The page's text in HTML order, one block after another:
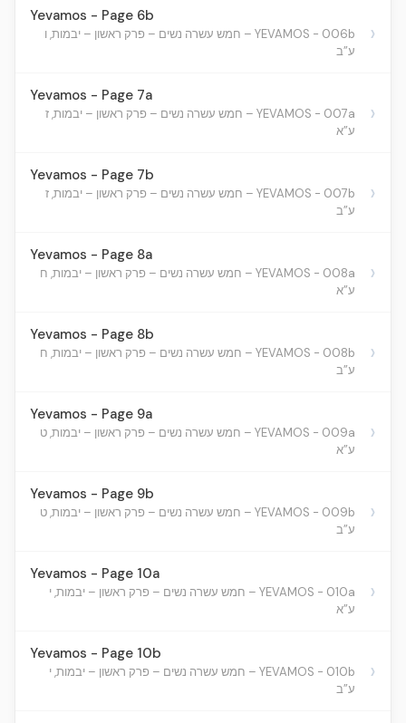
Yevamos - Page 6b
YEVAMOS - 006b – חמש עשרה נשים – פרק ראשון – יבמות, ו
ע”ב
›
Yevamos - Page 7a
YEVAMOS - 007a – חמש עשרה נשים – פרק ראשון – יבמות, ז
ע”א
›
Yevamos - Page 7b
YEVAMOS - 007b – חמש עשרה נשים – פרק ראשון – יבמות, ז
ע”ב
›
Yevamos - Page 8a
YEVAMOS - 008a – חמש עשרה נשים – פרק ראשון – יבמות, ח
ע”א
›
Yevamos - Page 8b
YEVAMOS - 008b – חמש עשרה נשים – פרק ראשון – יבמות, ח
ע”ב
›
Yevamos - Page 9a
YEVAMOS - 009a – חמש עשרה נשים – פרק ראשון – יבמות, ט
ע”א
›
Yevamos - Page 9b
YEVAMOS - 009b – חמש עשרה נשים – פרק ראשון – יבמות, ט
ע”ב
›
Yevamos - Page 10a
YEVAMOS - 010a – חמש עשרה נשים – פרק ראשון – יבמות, י
ע”א
›
Yevamos - Page 10b
YEVAMOS - 010b – חמש עשרה נשים – פרק ראשון – יבמות, י
ע”ב
›